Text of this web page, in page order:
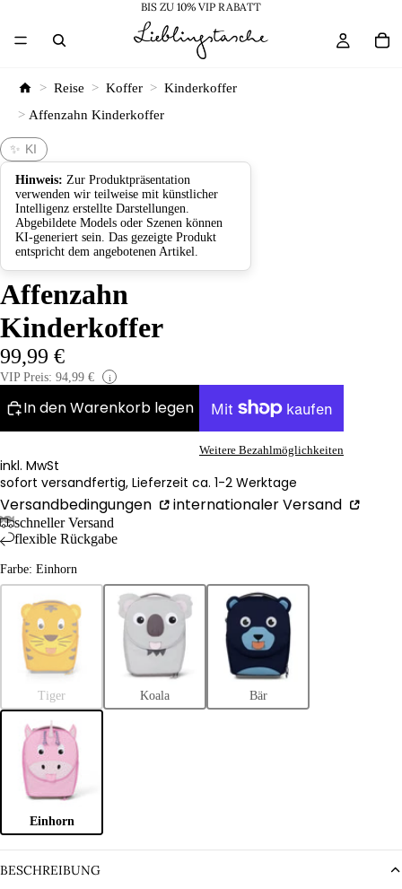
BIS ZU 10% VIP RABATT
> Reise > Koffer > Kinderkoffer
> Affenzahn Kinderkoffer
✨ KI
Hinweis: Zur Produktpräsentation
verwenden wir teilweise mit künstlicher
Intelligenz erstellte Darstellungen.
Abgebildete Models oder Szenen können
KI-generiert sein. Das gezeigte Produkt
entspricht dem angebotenen Artikel.
Affenzahn
Kinderkoffer
99,99 €
VIP Preis: 94,99 € i
In den Warenkorb legen
Weitere Bezahlmöglichkeiten
inkl. MwSt
sofort versandfertig, Lieferzeit ca. 1-2 Werktage
Versandbedingungen internationaler Versand
schneller Versand
flexible Rückgabe
Farbe: Einhorn
Tiger Koala Bär
Einhorn
BESCHREIBUNG